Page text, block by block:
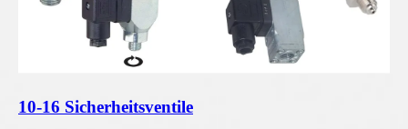
10-16 Sicherheitsventile